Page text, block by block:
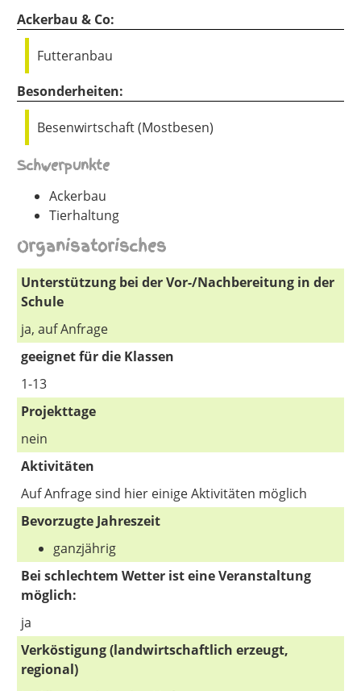
Ackerbau & Co:
Futteranbau
Besonderheiten:
Besenwirtschaft (Mostbesen)
Schwerpunkte
Ackerbau
Tierhaltung
Organisatorisches
Unterstützung bei der Vor-/Nachbereitung in der
Schule
ja, auf Anfrage
geeignet für die Klassen
1-13
Projekttage
nein
Aktivitäten
Auf Anfrage sind hier einige Aktivitäten möglich
Bevorzugte Jahreszeit
ganzjährig
Bei schlechtem Wetter ist eine Veranstaltung
möglich:
ja
Verköstigung (landwirtschaftlich erzeugt,
regional)